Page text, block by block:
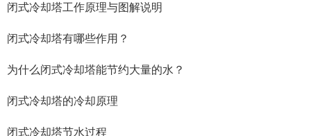
闭式冷却塔工作原理与图解说明
闭式冷却塔有哪些作用？
为什么闭式冷却塔能节约大量的水？
闭式冷却塔的冷却原理
闭式冷却塔节水过程